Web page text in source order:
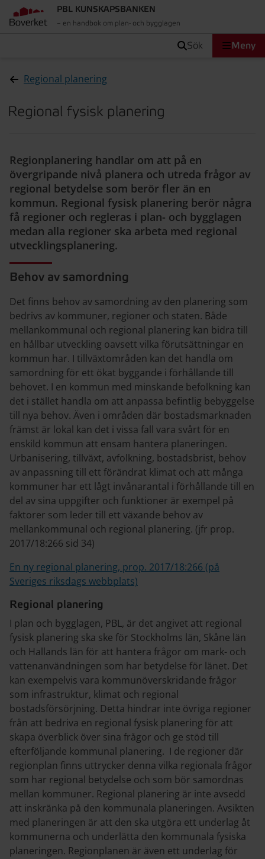
PBL KUNSKAPSBANKEN
– en handbok om plan- och bygglagen
sök Meny
Regional planering
Regional fysisk planering
Regionplanering handlar om att på en
övergripande nivå planera och utreda frågor av
regional betydelse som berör fler än en
kommun. Regional fysisk planering berör några
få regioner och regleras i plan- och bygglagen
medan alla regioner ska arbeta med regional
utvecklingsplanering.
Behov av samordning
Det finns behov av samordning av den planering som
bedrivs av kommuner, regioner och staten. Både
mellankommunal och regional planering kan bidra till
en hållbar utveckling oavsett vilka förutsättningar en
kommun har. I tillväxtområden kan det handla om
samordning för ett ökat byggande i förhållande till
behovet. I en kommun med minskande befolkning kan
det i stället handla om att anpassa befintlig bebyggelse
till nya behov. Även i områden där bostadsmarknaden
främst är lokal kan det i vissa fall vara svårt för en
enskild kommun att ensam hantera planeringen.
Urbanisering, tillväxt, avfolkning, bostadsbrist, behov
av anpassning till ett förändrat klimat och att många
kommuner har ett lågt invånarantal i förhållande till en
del av sina uppgifter och funktioner är exempel på
faktorer som leder till ett växande behov av
mellankommunal och regional planering. (jfr prop.
2017/18:266 sid 34)
En ny regional planering, prop. 2017/18:266 (på
Sveriges riksdags webbplats)
Regional planering
I plan och bygglagen, PBL, är det angivet att regional
fysisk planering ska ske för Stockholms län, Skåne län
och Hallands län för att hantera frågor om mark- och
vattenanvändningen som har betydelse för länet. Det
kan exempelvis vara kommunöverskridande frågor
som infrastruktur, klimat och regional
bostadsförsörjning. Detta hindrar inte övriga regioner
från att bedriva en regional fysisk planering för att
skapa överblick över sina frågor och ge stöd till
efterföljande kommunal planering. I de regioner där
regionplan finns uttrycker denna vilka regionala frågor
som har regional betydelse och som bör samordnas
mellan kommuner. Regional planering är inte avsedd
att inskränka på den kommunala planeringen. Avsikten
med planeringen är att den ska utgöra ett underlag åt
kommunerna och underlätta den kommunala fysiska
planeringen. Regionplanen är även ett underlag för